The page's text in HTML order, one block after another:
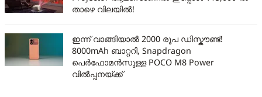
താഴെ വിലയിൽ!
ഇന്ന് വാങ്ങിയാൽ 2000 രൂപ ഡിസ്കൗണ്ട്!
8000mAh ബാറ്ററി, Snapdragon
പെർഫോമൻസുള്ള POCO M8 Power
വിൽപ്പനയ്ക്ക്